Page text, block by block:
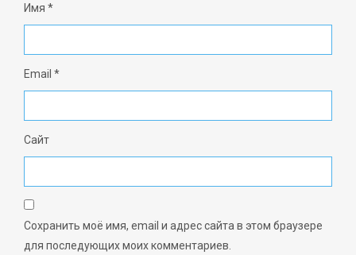
Имя *
Email *
Сайт
Сохранить моё имя, email и адрес сайта в этом браузере
для последующих моих комментариев.